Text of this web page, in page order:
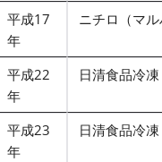
平成17
年
ニチロ（マル
平成22
年
日清食品冷凍
平成23
年
日清食品冷凍